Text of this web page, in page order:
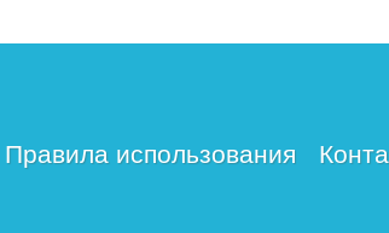
Правила использования